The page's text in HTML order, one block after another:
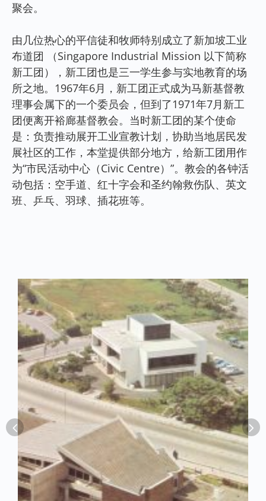
聚会。
由几位热心的平信徒和牧师特别成立了新加坡工业
布道团 （Singapore Industrial Mission 以下简称
新工团），新工团也是三一学生参与实地教育的场
所之地。1967年6月，新工团正式成为马新基督教
理事会属下的一个委员会，但到了1971年7月新工
团便离开裕廊基督教会。当时新工团的某个使命
是：负责推动展开工业宣教计划，协助当地居民发
展社区的工作，本堂提供部分地方，给新工团用作
为“市民活动中心（Civic Centre）”。教会的各钟活
动包括：空手道、红十字会和圣约翰救伤队、英文
班、乒乓、羽球、插花班等。